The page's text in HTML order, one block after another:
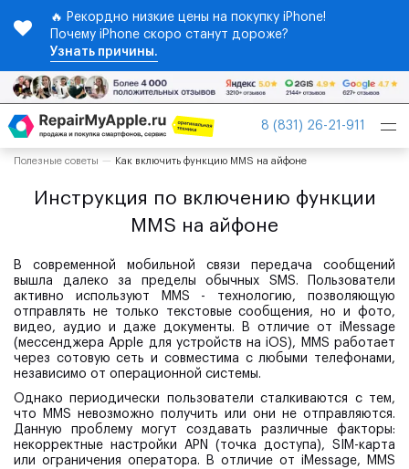
🔥 Рекордно низкие цены на покупку iPhone!
Почему iPhone скоро станут дороже?
Узнать причины.
8 (831) 26-21-911
Полезные советы Как включить функцию MMS на айфоне
Инструкция по включению функции
MMS на айфоне
В современной мобильной связи передача сообщений
вышла далеко за пределы обычных SMS. Пользователи
активно используют MMS - технологию, позволяющую
отправлять не только текстовые сообщения, но и фото,
видео, аудио и даже документы. В отличие от iMessage
(мессенджера Apple для устройств на iOS), MMS работает
через сотовую сеть и совместима с любыми телефонами,
независимо от операционной системы.
Однако периодически пользователи сталкиваются с тем,
что MMS невозможно получить или они не отправляются.
Данную проблему могут создавать различные факторы:
некорректные настройки APN (точка доступа), SIM-карта
или ограничения оператора. В отличие от iMessage, MMS